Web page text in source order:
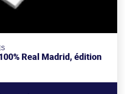
Real Madrid, édition